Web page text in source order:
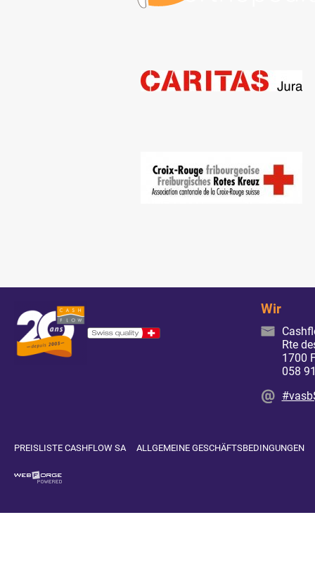
Wir
Rte
1700
058
PREISLISTE CASHFLOW SA ALLGEMEINE GESCHÄFTSBEDINGUNGEN